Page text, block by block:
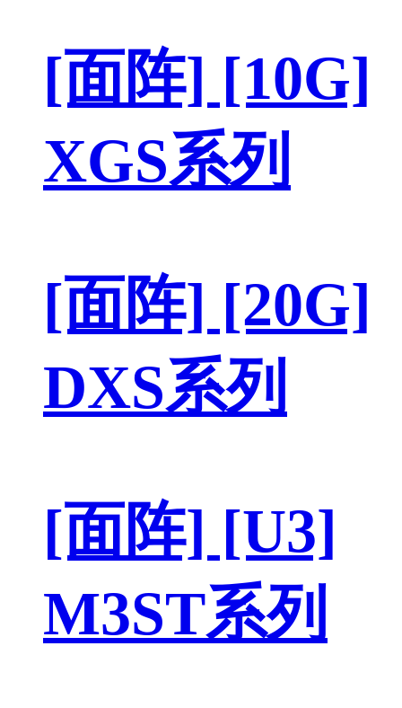
[面阵] [10G]
XGS系列
[面阵] [20G]
DXS系列
[面阵] [U3]
M3ST系列